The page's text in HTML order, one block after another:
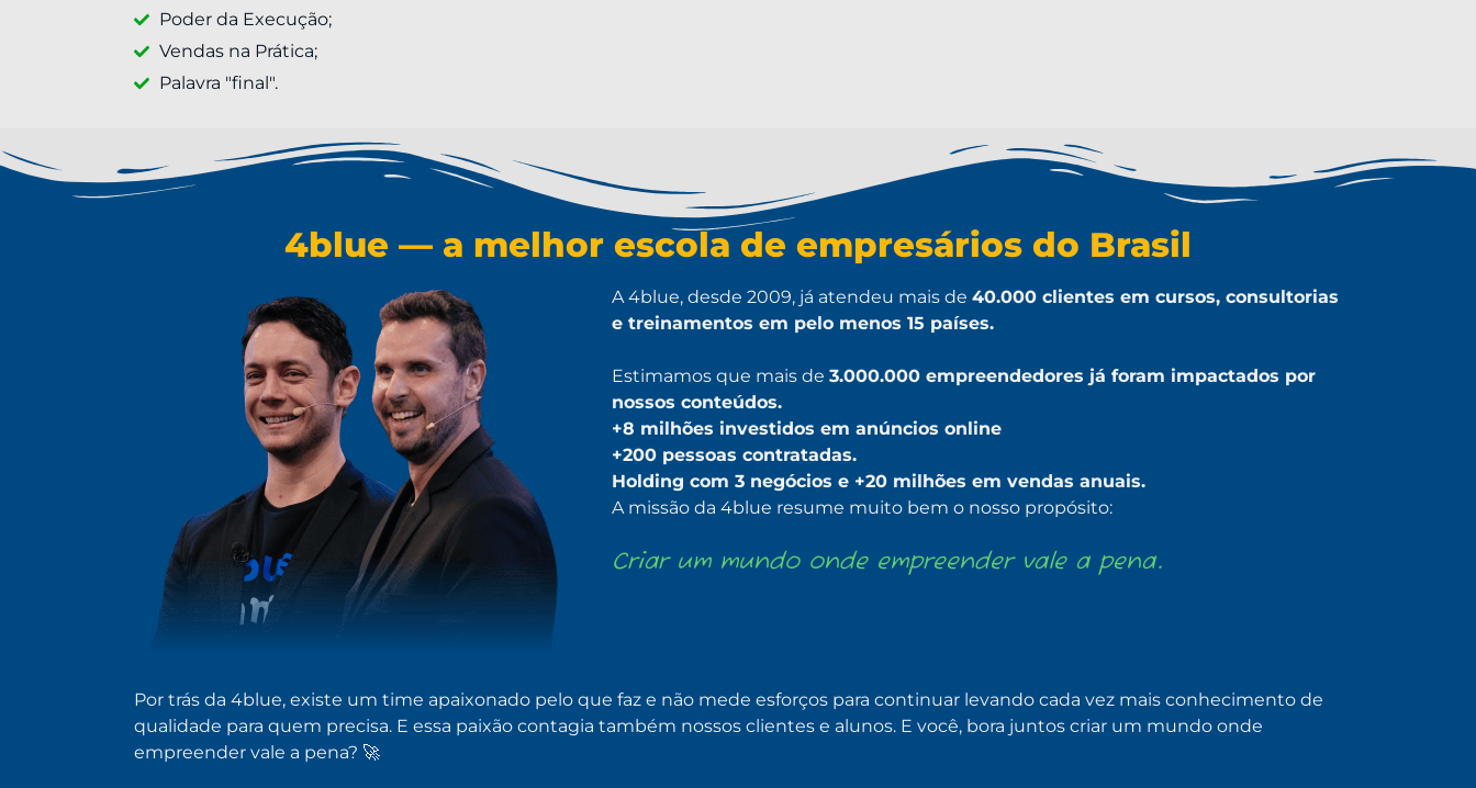
Poder da Execução;
Vendas na Prática;
Palavra "final".
4blue — a melhor escola de empresários do Brasil
A 4blue, desde 2009, já atendeu mais de 40.000 clientes em cursos, consultorias
e treinamentos em pelo menos 15 países.
Estimamos que mais de 3.000.000 empreendedores já foram impactados por
nossos conteúdos.
+8 milhões investidos em anúncios online
+200 pessoas contratadas.
Holding com 3 negócios e +20 milhões em vendas anuais.
A missão da 4blue resume muito bem o nosso propósito:
Criar um mundo onde empreender vale a pena.
Por trás da 4blue, existe um time apaixonado pelo que faz e não mede esforços para continuar levando cada vez mais conhecimento de
qualidade para quem precisa. E essa paixão contagia também nossos clientes e alunos. E você, bora juntos criar um mundo onde
empreender vale a pena? 🚀